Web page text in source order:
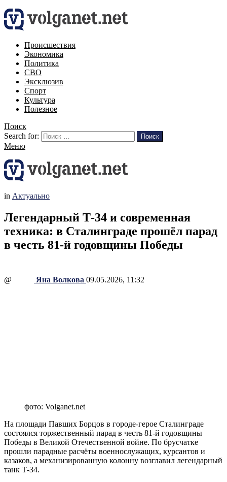
Происшествия
Экономика
Политика
СВО
Эксклюзив
Спорт
Культура
Полезное
Поиск
Search for:
Поиск
Меню
in Актуально
Легендарный Т-34 и современная
техника: в Сталинграде прошёл парад
в честь 81-й годовщины Победы
@ Яна Волкова 09.05.2026, 11:32
фото: Volganet.net
На площади Павших Борцов в городе-герое Сталинграде
состоялся торжественный парад в честь 81-й годовщины
Победы в Великой Отечественной войне. По брусчатке
прошли парадные расчёты военнослужащих, курсантов и
казаков, а механизированную колонну возглавил легендарный
танк Т-34.